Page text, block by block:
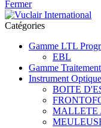
Fermer
Catégories
Gamme LTL
EBL
Gamme
Instrument Optique
BOITE
MALLETE